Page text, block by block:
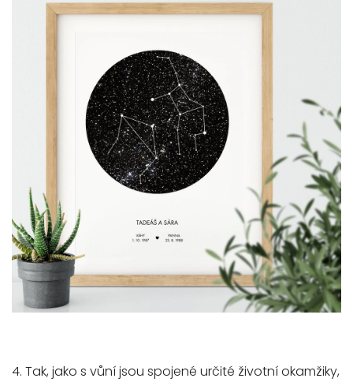
4. Tak, jako s vůní jsou spojené určité životní okamžiky,